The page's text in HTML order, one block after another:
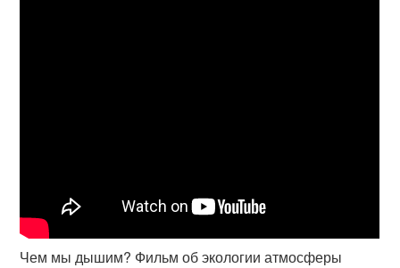
Чем мы дышим? Фильм об экологии атмосферы